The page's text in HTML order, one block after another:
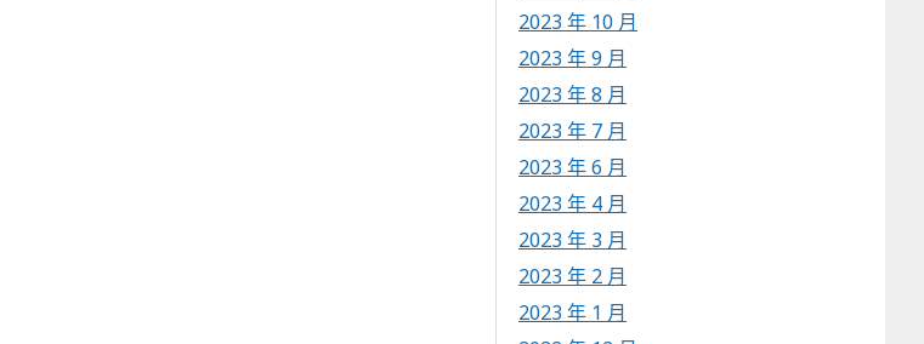
2023 年 10 月
2023 年 9 月
2023 年 8 月
2023 年 7 月
2023 年 6 月
2023 年 4 月
2023 年 3 月
2023 年 2 月
2023 年 1 月